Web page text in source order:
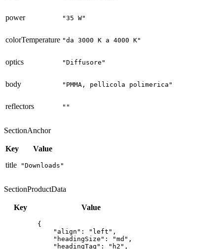
power "35 W"
colorTemperature "da 3000 K a 4000 K"
optics "Diffusore"
body "PMMA, pellicola polimerica"
reflectors ""
SectionAnchor
Key
Value
title
"Downloads"
SectionProductData
Key Value
{
    "align": "left",
    "headingSize": "md",
    "headingTag": "h2",